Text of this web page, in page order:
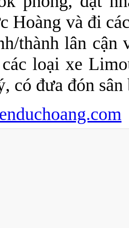
Hoàng và đi
thành lân cận
loại xe
có đưa đón sân